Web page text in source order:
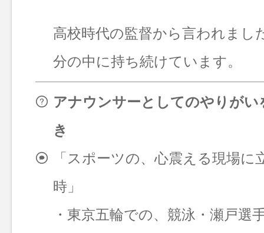
高校時代の監督から言われまし
分の中に持ち続けています。
アナウンサーとしてのやりがい
き
「スポーツの、心震える現場に
時」
・東京五輪での、競泳・瀬戸選